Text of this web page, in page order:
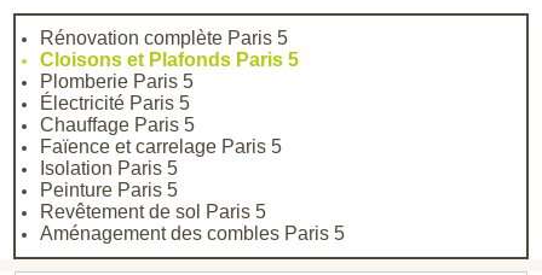
Rénovation complète Paris 5
Cloisons et Plafonds Paris 5
Plomberie Paris 5
Électricité Paris 5
Chauffage Paris 5
Faïence et carrelage Paris 5
Isolation Paris 5
Peinture Paris 5
Revêtement de sol Paris 5
Aménagement des combles Paris 5